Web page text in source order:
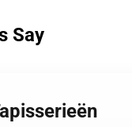
Say